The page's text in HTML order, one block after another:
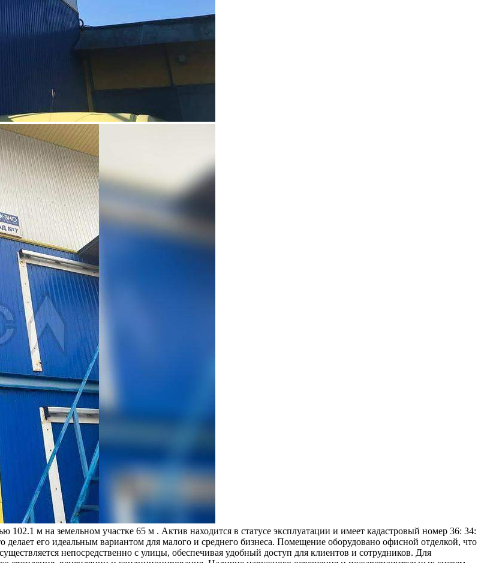
м на земельном участке 65 м . Актив находится в статусе эксплуатации и имеет кадастровый номер 36: 34:
его идеальным вариантом для малого и среднего бизнеса. Помещение оборудовано офисной отделкой, что
непосредственно с улицы, обеспечивая удобный доступ для клиентов и сотрудников. Для